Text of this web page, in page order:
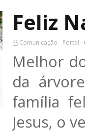
Feliz
Comunicação - Portal
Melhor
da
família
Jesus, o